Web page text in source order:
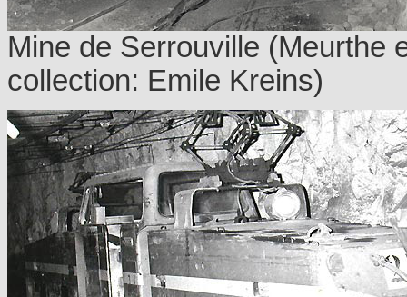
Mine de Serrouville (Meurthe
collection: Emile Kreins)